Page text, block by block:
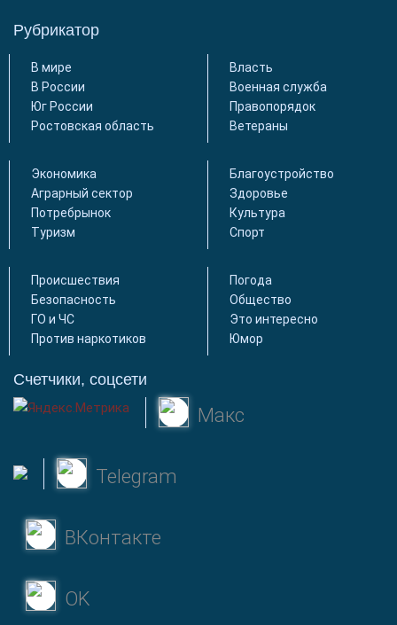
Рубрикатор
В мире
В России
Юг России
Ростовская область
Власть
Военная служба
Правопорядок
Ветераны
Экономика
Аграрный сектор
Потребрынок
Туризм
Благоустройство
Здоровье
Культура
Спорт
Происшествия
Безопасность
ГО и ЧС
Против наркотиков
Погода
Общество
Это интересно
Юмор
Счетчики, соцсети
Макс
Telegram
ВКонтакте
OK